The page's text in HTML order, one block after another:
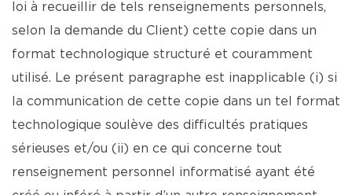
loi à recueillir de tels renseignements personnels,
selon la demande du Client) cette copie dans un
format technologique structuré et couramment
utilisé. Le présent paragraphe est inapplicable (i) si
la communication de cette copie dans un tel format
technologique soulève des difficultés pratiques
sérieuses et/ou (ii) en ce qui concerne tout
renseignement personnel informatisé ayant été